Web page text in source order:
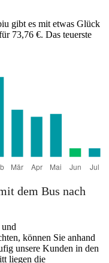
gibt es mit etwas Glück
73,76 €. Das teuerste
dem Bus nach
können Sie anhand
unsere Kunden in den
liegen die